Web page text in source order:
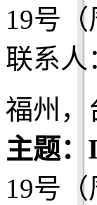
19号
联系人
福州，
主题：
19号